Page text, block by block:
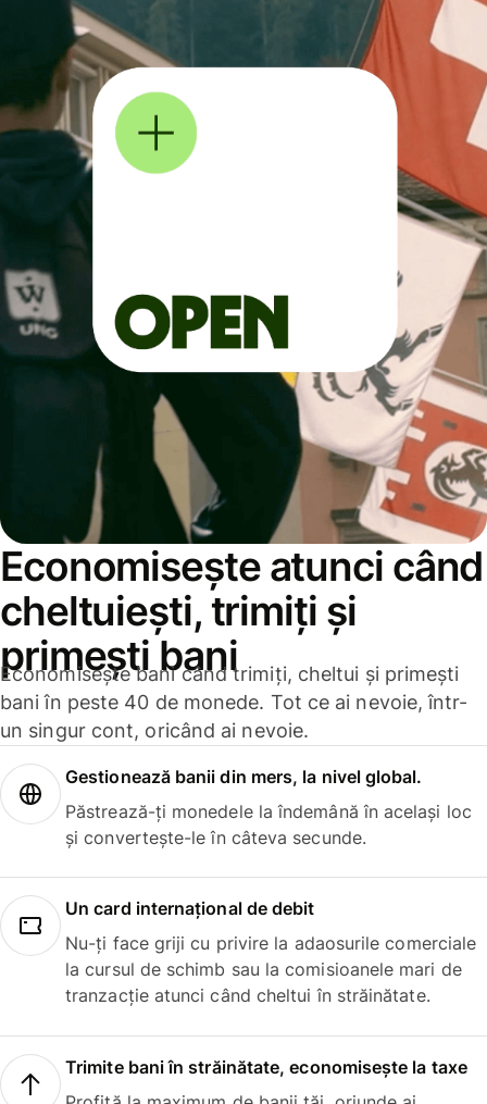
Economisește atunci când
cheltuiești, trimiți și
primești bani
Economisește bani când trimiți, cheltui și primești
bani în peste 40 de monede. Tot ce ai nevoie, într-
un singur cont, oricând ai nevoie.
Gestionează banii din mers, la nivel global.
Păstrează-ți monedele la îndemână în același loc
și convertește-le în câteva secunde.
Un card internațional de debit
Nu-ți face griji cu privire la adaosurile comerciale
la cursul de schimb sau la comisioanele mari de
tranzacție atunci când cheltui în străinătate.
Trimite bani în străinătate, economisește la taxe